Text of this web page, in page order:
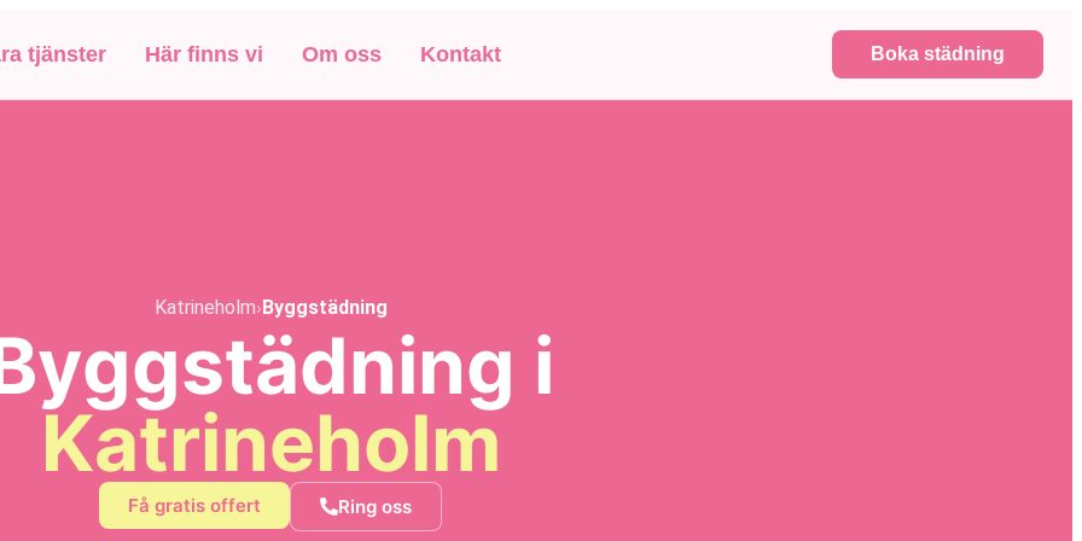
tjänster Här finns vi Om oss Kontakt Boka städning
Katrineholm›Byggstädning
i
Katrineholm
Få gratis offert Ring oss